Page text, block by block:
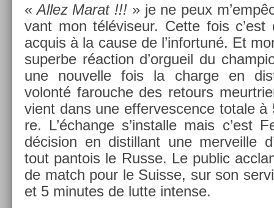
« Allez Marat !!! » je ne peux
vant mon téléviseur. Cette fois
ac­quis à la cause de l’in­fortuné. Et
super­be réac­tion d’or­gueil du
une nouvel­le fois la char­ge en
volonté farouc­he des re­tours
vient dans une ef­fervesc­ence totale
re. L’échan­ge s’instal­le mais c’est
décis­ion en dis­til­lant une mer­veil­le
tout pan­tois le Russe. Le pub­lic
de match pour le Suis­se, sur son
et 5 minutes de lutte in­ten­se.